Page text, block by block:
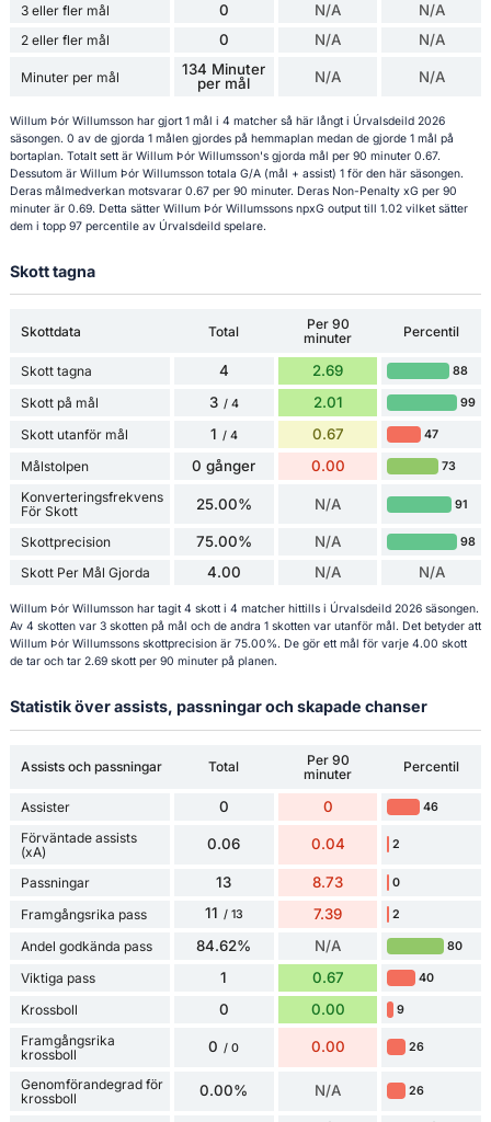
3 eller fler mål 0 N/A N/A
2 eller fler mål 0 N/A N/A
Minuter per mål
134 Minuter
per mål
N/A N/A
Willum Þór Willumsson har gjort 1 mål i 4 matcher så här långt i Úrvalsdeild 2026
säsongen. 0 av de gjorda 1 målen gjordes på hemmaplan medan de gjorde 1 mål på
bortaplan. Totalt sett är Willum Þór Willumsson's gjorda mål per 90 minuter 0.67.
Dessutom är Willum Þór Willumsson totala G/A (mål + assist) 1 för den här säsongen.
Deras målmedverkan motsvarar 0.67 per 90 minuter. Deras Non-Penalty xG per 90
minuter är 0.69. Detta sätter Willum Þór Willumssons npxG output till 1.02 vilket sätter
dem i topp 97 percentile av Úrvalsdeild spelare.
Skott tagna
Skottdata Total
Per 90
minuter
Percentil
Skott tagna 4 2.69 88
Skott på mål 3 / 4 2.01 99
Skott utanför mål 1 / 4 0.67 47
Målstolpen 0 gånger 0.00 73
Konverteringsfrekvens
För Skott
25.00% N/A 91
Skottprecision 75.00% N/A 98
Skott Per Mål Gjorda 4.00 N/A N/A
Willum Þór Willumsson har tagit 4 skott i 4 matcher hittills i Úrvalsdeild 2026 säsongen.
Av 4 skotten var 3 skotten på mål och de andra 1 skotten var utanför mål. Det betyder att
Willum Þór Willumssons skottprecision är 75.00%. De gör ett mål för varje 4.00 skott
de tar och tar 2.69 skott per 90 minuter på planen.
Statistik över assists, passningar och skapade chanser
Assists och passningar Total
Per 90
minuter
Percentil
Assister 0 0 46
Förväntade assists
(xA)
0.06 0.04 2
Passningar 13 8.73 0
Framgångsrika pass 11 / 13 7.39 2
Andel godkända pass 84.62% N/A 80
Viktiga pass 1 0.67 40
Krossboll 0 0.00 9
Framgångsrika
krossboll
0 / 0 0.00 26
Genomförandegrad för
krossboll
0.00% N/A 26